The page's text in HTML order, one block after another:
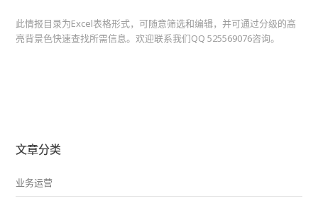
此情报目录为Excel表格形式，可随意筛选和编辑，并可通过分级的高
亮背景色快速查找所需信息。欢迎联系我们QQ 525569076咨询。
文章分类
业务运营